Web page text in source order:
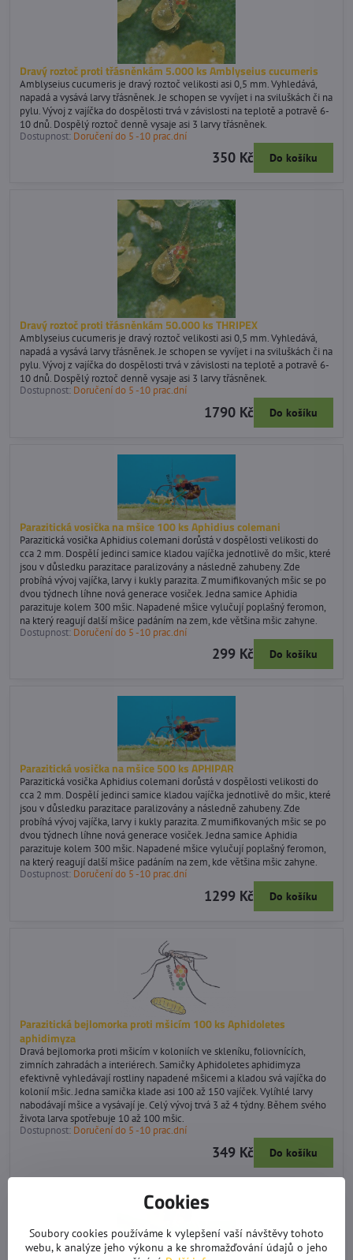
Dravý roztoč proti třásněnkám 5.000 ks Amblyseius cucumeris
Amblyseius cucumeris je dravý roztoč velikosti asi 0,5 mm. Vyhledává,
napadá a vysává larvy třásněnek. Je schopen se vyvíjet i na sviluškách či na
pylu. Vývoj z vajíčka do dospělosti trvá v závislosti na teplotě a potravě 6-
10 dnů. Dospělý roztoč denně vysaje asi 3 larvy třásněnek.
Dostupnost: Doručení do 5 -10 prac.dní
350 Kč Do košíku
Dravý roztoč proti třásněnkám 50.000 ks THRIPEX
Amblyseius cucumeris je dravý roztoč velikosti asi 0,5 mm. Vyhledává,
napadá a vysává larvy třásněnek. Je schopen se vyvíjet i na sviluškách či na
pylu. Vývoj z vajíčka do dospělosti trvá v závislosti na teplotě a potravě 6-
10 dnů. Dospělý roztoč denně vysaje asi 3 larvy třásněnek.
Dostupnost: Doručení do 5 -10 prac.dní
1790 Kč Do košíku
Parazitická vosička na mšice 100 ks Aphidius colemani
Parazitická vosička Aphidius colemani dorůstá v dospělosti velikosti do
cca 2 mm. Dospělí jedinci samice kladou vajíčka jednotlivě do mšic, které
jsou v důsledku parazitace paralizovány a následně zahubeny. Zde
probíhá vývoj vajíčka, larvy i kukly parazita. Z mumifikovaných mšic se po
dvou týdnech líhne nová generace vosiček. Jedna samice Aphidia
parazituje kolem 300 mšic. Napadené mšice vylučují poplašný feromon,
na který reagují další mšice padáním na zem, kde většina mšic zahyne.
Dostupnost: Doručení do 5 -10 prac.dní
299 Kč Do košíku
Parazitická vosička na mšice 500 ks APHIPAR
Parazitická vosička Aphidius colemani dorůstá v dospělosti velikosti do
cca 2 mm. Dospělí jedinci samice kladou vajíčka jednotlivě do mšic, které
jsou v důsledku parazitace paralizovány a následně zahubeny. Zde
probíhá vývoj vajíčka, larvy i kukly parazita. Z mumifikovaných mšic se po
dvou týdnech líhne nová generace vosiček. Jedna samice Aphidia
parazituje kolem 300 mšic. Napadené mšice vylučují poplašný feromon,
na který reagují další mšice padáním na zem, kde většina mšic zahyne.
Dostupnost: Doručení do 5 -10 prac.dní
1299 Kč Do košíku
Parazitická bejlomorka proti mšicím 100 ks Aphidoletes
aphidimyza
Dravá bejlomorka proti mšicím v koloniích ve skleníku, foliovnících,
zimních zahradách a interiérech. Samičky Aphidoletes aphidimyza
efektivně vyhledávají rostliny napadené mšicemi a kladou svá vajíčka do
kolonií mšic. Jedna samička klade asi 100 až 150 vajíček. Vylíhlé larvy
nabodávají mšice a vysávají je. Celý vývoj trvá 3 až 4 týdny. Během svého
života larva spotřebuje 10 až 100 mšic.
Dostupnost: Doručení do 5 -10 prac.dní
349 Kč Do košíku
Cookies
Soubory cookies používáme k vylepšení vaší návštěvy tohoto
webu, k analýze jeho výkonu a ke shromažďování údajů o jeho